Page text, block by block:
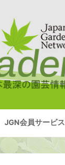
JGN会員サービス